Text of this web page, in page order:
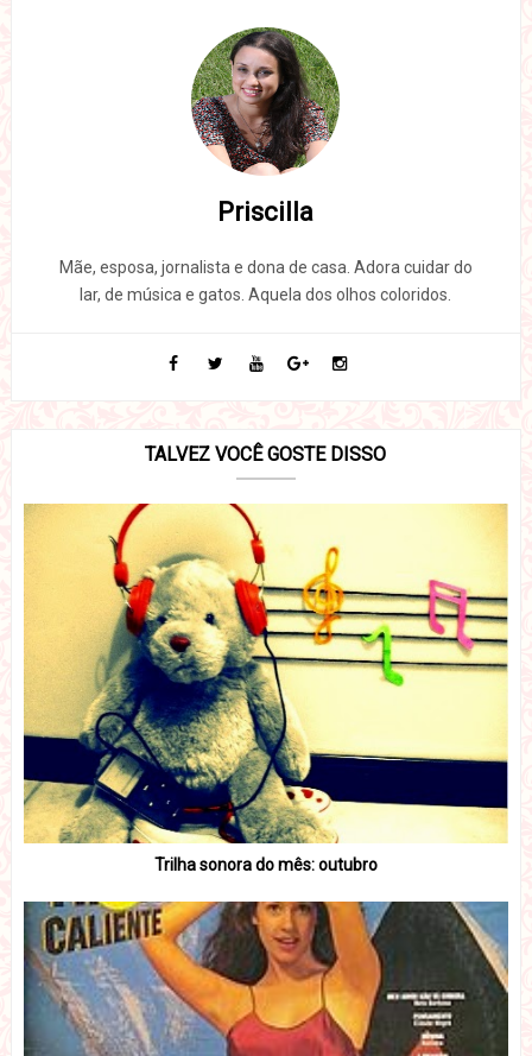
Priscilla
Mãe, esposa, jornalista e dona de casa. Adora cuidar do
lar, de música e gatos. Aquela dos olhos coloridos.
TALVEZ VOCÊ GOSTE DISSO
Trilha sonora do mês: outubro